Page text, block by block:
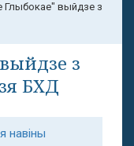
Глыбокае" выйдзе з
з
БХД
навіны